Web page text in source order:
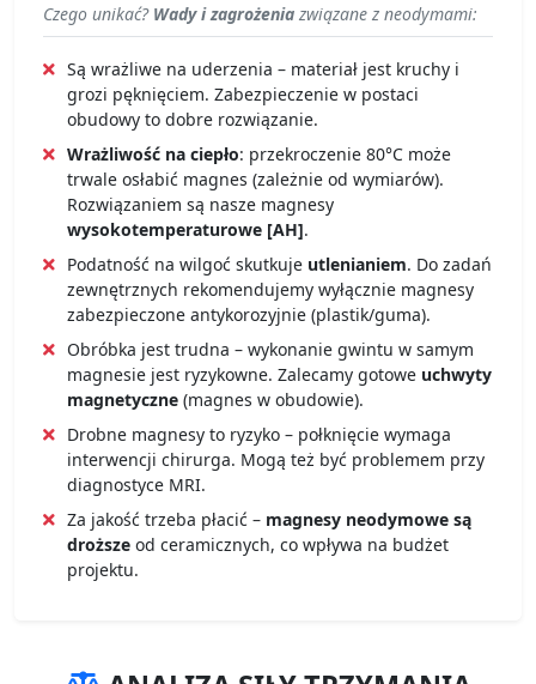
Czego unikać? Wady i zagrożenia związane z neodymami:
Są wrażliwe na uderzenia – materiał jest kruchy i
grozi pęknięciem. Zabezpieczenie w postaci
obudowy to dobre rozwiązanie.
Wrażliwość na ciepło: przekroczenie 80°C może
trwale osłabić magnes (zależnie od wymiarów).
Rozwiązaniem są nasze magnesy
wysokotemperaturowe [AH].
Podatność na wilgoć skutkuje utlenianiem. Do zadań
zewnętrznych rekomendujemy wyłącznie magnesy
zabezpieczone antykorozyjnie (plastik/guma).
Obróbka jest trudna – wykonanie gwintu w samym
magnesie jest ryzykowne. Zalecamy gotowe uchwyty
magnetyczne (magnes w obudowie).
Drobne magnesy to ryzyko – połknięcie wymaga
interwencji chirurga. Mogą też być problemem przy
diagnostyce MRI.
Za jakość trzeba płacić – magnesy neodymowe są
droższe od ceramicznych, co wpływa na budżet
projektu.